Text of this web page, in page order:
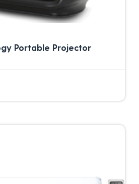
Portable Projector